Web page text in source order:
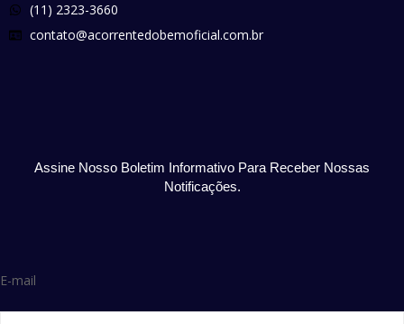
(11) 2323-3660
contato@acorrentedobemoficial.com.br
Assine Nosso Boletim Informativo Para Receber Nossas
Notificações.
E-mail